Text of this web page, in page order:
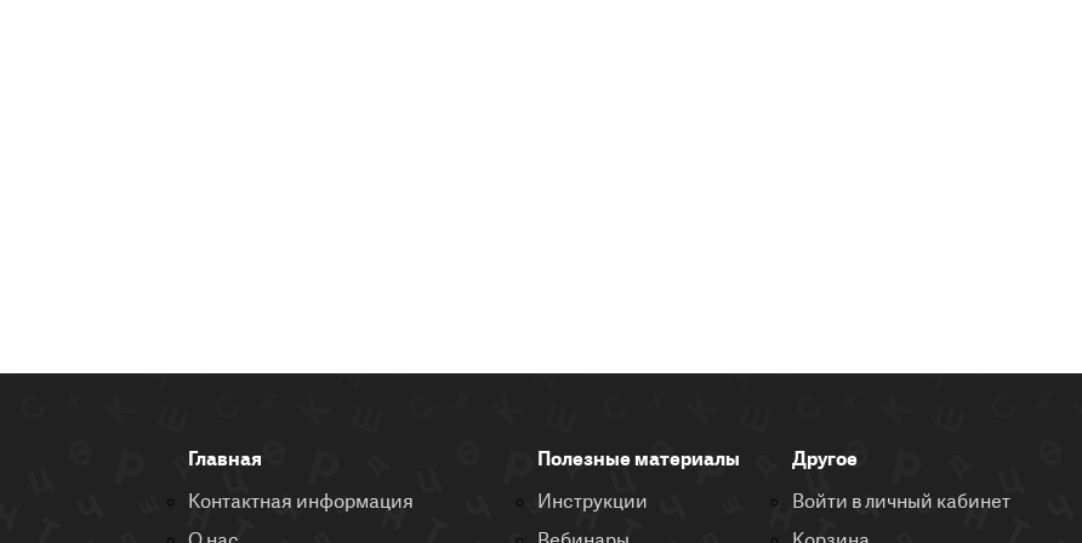
Главная
Контактная информация
Полезные материалы
Инструкции
Другое
Войти в личный кабинет